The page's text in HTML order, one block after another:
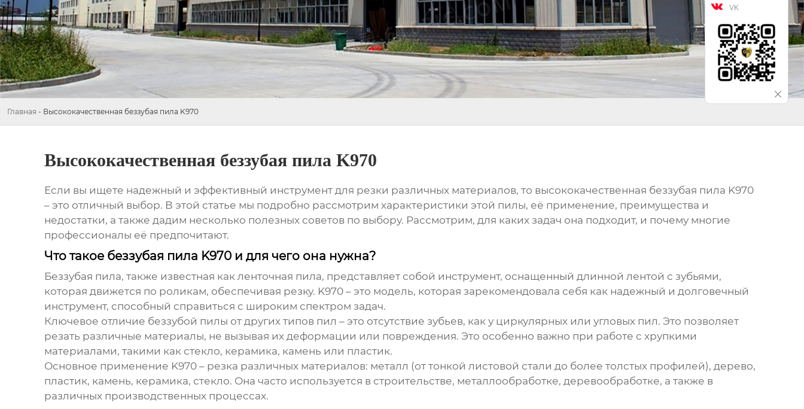
 VK
Главная - Высококачественная беззубая пила K970
Высококачественная беззубая пила K970
Если вы ищете надежный и эффективный инструмент для резки различных материалов, то высококачественная беззубая пила K970
– это отличный выбор. В этой статье мы подробно рассмотрим характеристики этой пилы, её применение, преимущества и
недостатки, а также дадим несколько полезных советов по выбору. Рассмотрим, для каких задач она подходит, и почему многие
профессионалы её предпочитают.
Что такое беззубая пила K970 и для чего она нужна?
Беззубая пила, также известная как ленточная пила, представляет собой инструмент, оснащенный длинной лентой с зубьями,
которая движется по роликам, обеспечивая резку. K970– это модель, которая зарекомендовала себя как надежный и долговечный
инструмент, способный справиться с широким спектром задач.
Ключевое отличие беззубой пилы от других типов пил – это отсутствие зубьев, как у циркулярных или угловых пил. Это позволяет
резать различные материалы, не вызывая их деформации или повреждения. Это особенно важно при работе с хрупкими
материалами, такими как стекло, керамика, камень или пластик.
Основное применение K970– резка различных материалов: металл (от тонкой листовой стали до более толстых профилей), дерево,
пластик, камень, керамика, стекло. Она часто используется в строительстве, металлообработке, деревообработке, а также в
различных производственных процессах.